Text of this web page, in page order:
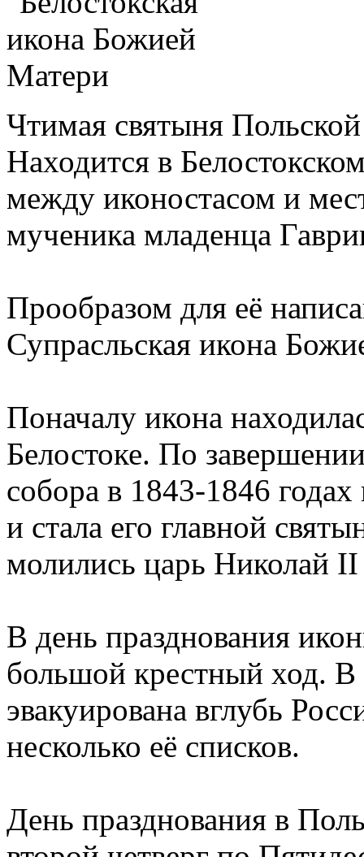
Чтимая святыня
Находится в
между иконостасом и
мученика младенца
Прообразом для её
Супрасльская икона
Поначалу икона
Белостоке. По
собора в 1843-1846
и стала его главной
молились царь Николай
В день празднования
большой крестный ход. В
эвакуирована вглубь
несколько её списков.
День празднования в